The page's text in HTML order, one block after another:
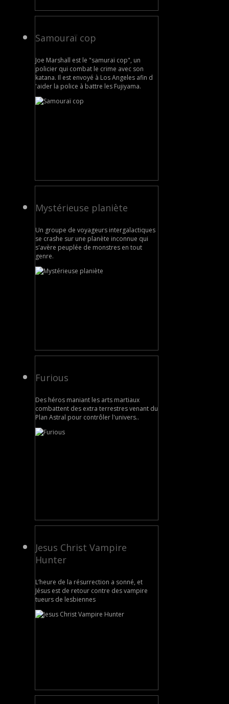
Samouraï cop
Joe Marshall est le "samuraï cop", un
policier qui combat le crime avec son
katana. Il est envoyé à Los Angeles afin d
'aider la police à battre les Fujiyama.
Mystérieuse planiète
Un groupe de voyageurs intergalactiques
se crashe sur une planète inconnue qui
s'avère peuplée de monstres en tout
genre.
Furious
Des héros maniant les arts martiaux
combattent des extra terrestres venant du
Plan Astral pour contrôler l'univers..
Jesus Christ Vampire
Hunter
L’heure de la résurrection a sonné, et
Jésus est de retour contre des vampire
tueurs de lesbiennes